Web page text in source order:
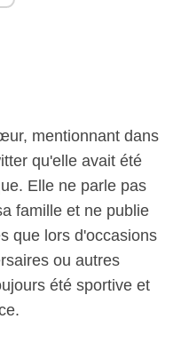
mentionnant dans
qu'elle avait été
Elle ne parle pas
famille et ne publie
que lors d'occasions
ou autres
été sportive et